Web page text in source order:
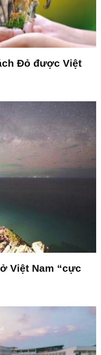
Đỏ được Việt
Việt Nam “cực